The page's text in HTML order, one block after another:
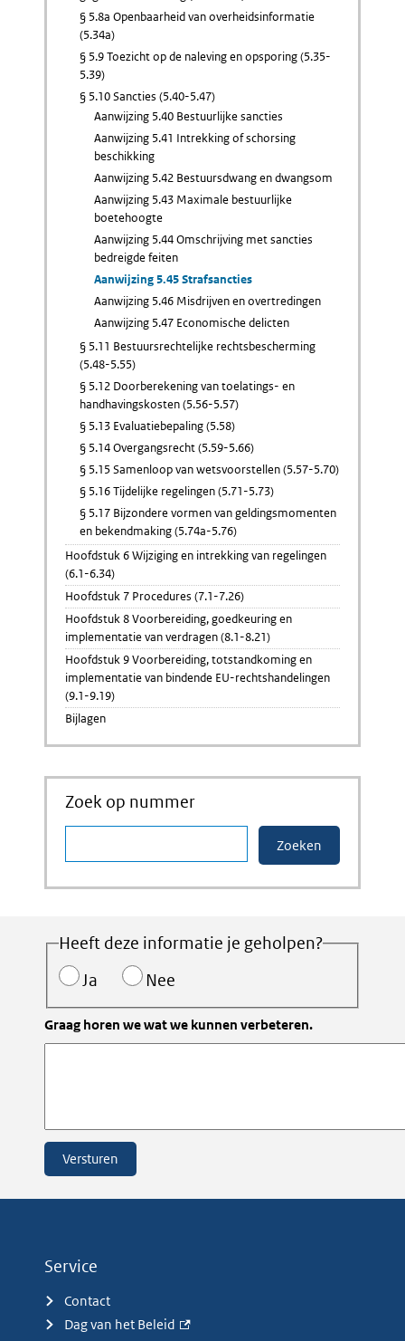
§ 5.8a Openbaarheid van overheidsinformatie
(5.34a)
§ 5.9 Toezicht op de naleving en opsporing (5.35-
5.39)
§ 5.10 Sancties (5.40-5.47)
Aanwijzing 5.40 Bestuurlijke sancties
Aanwijzing 5.41 Intrekking of schorsing
beschikking
Aanwijzing 5.42 Bestuursdwang en dwangsom
Aanwijzing 5.43 Maximale bestuurlijke
boetehoogte
Aanwijzing 5.44 Omschrijving met sancties
bedreigde feiten
Aanwijzing 5.45 Strafsancties
Aanwijzing 5.46 Misdrijven en overtredingen
Aanwijzing 5.47 Economische delicten
§ 5.11 Bestuursrechtelijke rechtsbescherming
(5.48-5.55)
§ 5.12 Doorberekening van toelatings- en
handhavingskosten (5.56-5.57)
§ 5.13 Evaluatiebepaling (5.58)
§ 5.14 Overgangsrecht (5.59-5.66)
§ 5.15 Samenloop van wetsvoorstellen (5.57-5.70)
§ 5.16 Tijdelijke regelingen (5.71-5.73)
§ 5.17 Bijzondere vormen van geldingsmomenten
en bekendmaking (5.74a-5.76)
Hoofdstuk 6 Wijziging en intrekking van regelingen
(6.1-6.34)
Hoofdstuk 7 Procedures (7.1-7.26)
Hoofdstuk 8 Voorbereiding, goedkeuring en
implementatie van verdragen (8.1-8.21)
Hoofdstuk 9 Voorbereiding, totstandkoming en
implementatie van bindende EU-rechtshandelingen
(9.1-9.19)
Bijlagen
Zoek op nummer
Heeft deze informatie je geholpen?
Ja
Nee
Graag horen we wat we kunnen verbeteren.
Service
Contact
Dag van het Beleid